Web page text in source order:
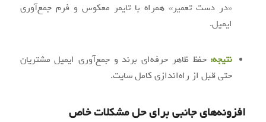
«در دست تعمیر» همراه با تایمر معکوس و فرم جمع‌آوری
ایمیل.
نتیجه: حفظ ظاهر حرفه‌ای برند و جمع‌آوری ایمیل مشتریان
حتی قبل از راه‌اندازی کامل سایت.
افزونه‌های جانبی برای حل مشکلات خاص